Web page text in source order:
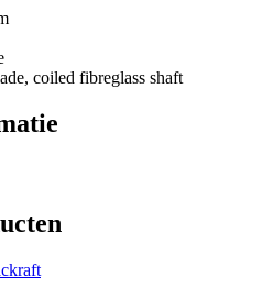
coiled fibreglass shaft